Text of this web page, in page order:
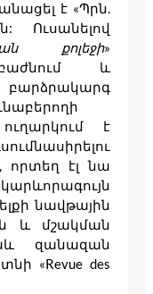
է «Պրն.
Ուսանելով
քոլեջի»
և
բարձրակարգ
է
որտեղ էլ նա
նավթային
և մշակման
զանազան
«Revue des